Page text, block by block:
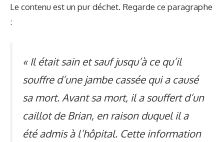
Le contenu est un pur déchet. Regarde ce paragraphe
:
« Il était sain et sauf jusqu’à ce qu’il
souffre d’une jambe cassée qui a causé
sa mort. Avant sa mort, il a souffert d’un
caillot de Brian, en raison duquel il a
été admis à l’hôpital. Cette information